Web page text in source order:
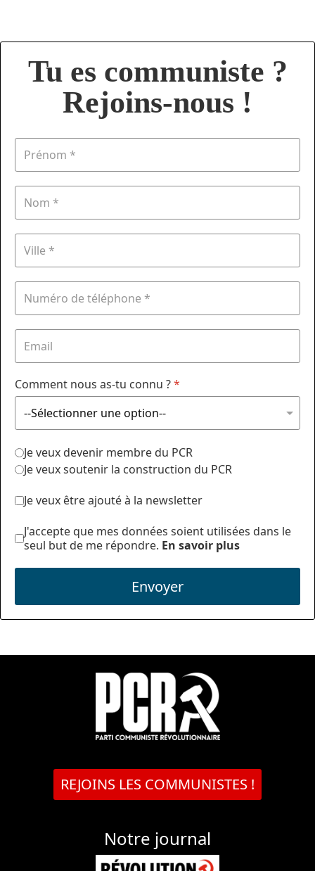
Tu es communiste ?
Rejoins-nous !
Comment nous as-tu connu ?*
Je veux devenir membre du PCR
Je veux soutenir la construction du PCR
Je veux être ajouté à la newsletter
J'accepte que mes données soient utilisées dans le
seul but de me répondre. En savoir plus
Envoyer
REJOINS LES COMMUNISTES !
Notre journal